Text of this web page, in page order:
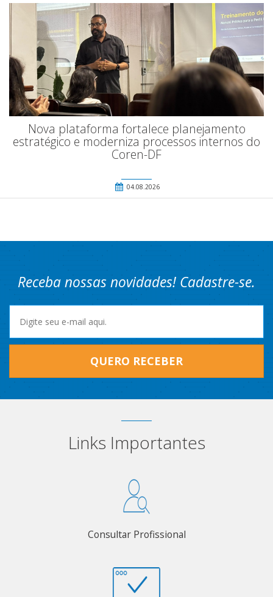
Nova plataforma fortalece planejamento
estratégico e moderniza processos internos do
Coren-DF
04.08.2026
Receba nossas novidades! Cadastre-se.
QUERO RECEBER
Links Importantes
Consultar Profissional